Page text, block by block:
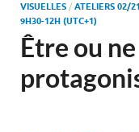
VISUELLES / ATELIERS 02/21
9H30-12H (UTC+1)
Être ou